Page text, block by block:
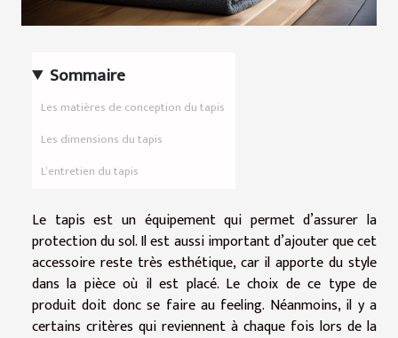
Sommaire
Les matières de conception du tapis
Les dimensions du tapis
L’entretien du tapis
Le tapis est un équipement qui permet d’assurer la
protection du sol. Il est aussi important d’ajouter que cet
accessoire reste très esthétique, car il apporte du style
dans la pièce où il est placé. Le choix de ce type de
produit doit donc se faire au feeling. Néanmoins, il y a
certains critères qui reviennent à chaque fois lors de la